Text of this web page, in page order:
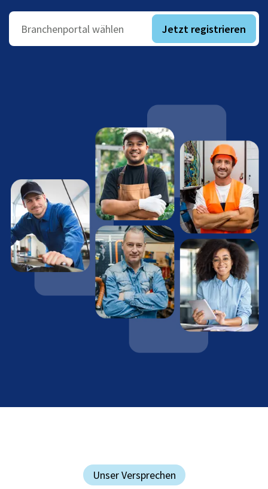
Branchenportal wählen Jetzt registrieren
Unser Versprechen